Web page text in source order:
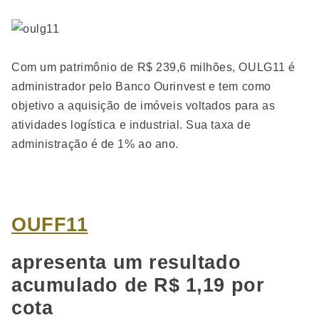
Com um patrimônio de R$ 239,6 milhões, OULG11 é
administrador pelo Banco Ourinvest e tem como
objetivo a aquisição de imóveis voltados para as
atividades logística e industrial. Sua taxa de
administração é de 1% ao ano.
OUFF11
apresenta um resultado
acumulado de R$ 1,19 por
cota